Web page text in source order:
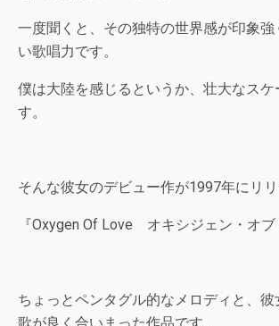
一度聞くと、その独特の世界感が印象強
い歌唱力です。
僕は大陸を感じるというか、壮大なスケ
す。
そんな彼女のデビュー作が1997年にリ
『Oxygen Of Love オキシジェン・オブ
ちょっとペンタグル的なメロディと、
歌が良く合いまった作品です。